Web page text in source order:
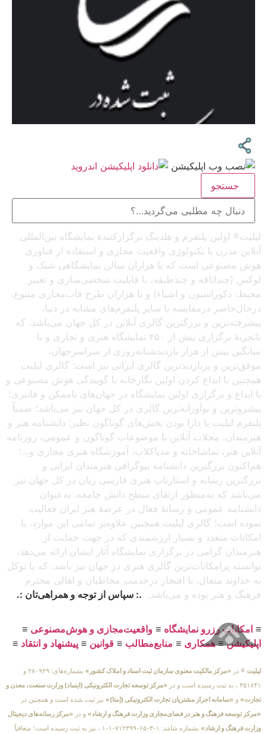
جستجو
لیلیت® اولین پلتفرم و هلدینگ برگزارکنندهٔ نمایشگاه بین‌المللی
آنلاین مدرن با تکنولوژی واقعیت مجازی و استفاده از فناوری
هوش مصنوعی است که با هزاران سالن نمایشگاهی شیک و
لوکس (چنداتاقه و چندطبقه، با قابلیت شخصی‌سازی و تغییر
محیط، دکوراسیون و اشیاء) و با هزاران طرح قاب‌مجازی متنوع،
درحال‌حاضر درمقایسه با سایر پلتفرم‌های مشابه در دنیا،
پیشرفته‌ترین و بزرگترین گالری آنلاین در کل جهان می‌باشد، که
باتجربهٔ برگزاری بیش از ۲۵۰ نمایشگاه هنری و تجاری و با
میانگین بیش از هزار بازدیدشبانه‌روزی از سراسرجهان،
موفق‌ترین و پربازدیدترین گالری ایرانی نیز است؛ گالری لیلیت
همچنین با ابداع کردن اولین نگارخانه با گویندگی هوش مصنوعی و
با ابداع و برگزاری اولین نمایشگاه در جهان‌های ناممکن و فانتزی؛
پیشروترین و نوآورانه‌ترین گالری در کل جهان نیز می‌باشد؛ ضمناً
پلتفرم لیلیت با دارا بودن بخش‌های گوناگون نظیر: دانشنامه هنر و
هنرمندان، مجلات آنلاین با موضوعات گوناگون و عمومی، روزنامه
آنلاین هنر، تماشاخانه و مدیاکلاب، آموزشگاه هنری مجازی و…؛
هم‌اکنون بزرگترین دانشنامه بیوگرافی هنرمندان ایرانی و
بزرگترین رسانه و استارتاپ هنری فارسی زبان در کل جهان نیز
می‌باشد که به‌منظور ارتقای سطح دانش جامعه، به‌عنوان
دانشنامه عمومی و رسانهٔ فعال در عرصهٔ هنر ایران فعالیت
نموده است؛ گالری لیلیت همچنین علاوه‌بر تمامی این موارد، با
امکانات متعدد و بسیار ارزشمندی که در جهت حمایت از
هنرمندان گرامی در برگزاری نمایشگاه آثار ایشان ارائه می‌دهد،
توانسته پرامکانات‌ترین گالری هنری در جهان نیز باشد، که با توکل
به خداوند متعال، با افتخار درخدمت مخاطبان و اهالی محترم
فرهنگ و هنر بوده و می‌باشد. .: سپاس از توجه و همراهی‌تان :.
≡ امکانات رزرو نمایشگاه ≡ واقعیت‌مجازی و هوش‌مصنوعی ≡
اپلیکیشن≡همکاری ≡ منابع‌مطالب ≡ قوانین ≡ پیشنهاد و انتقاد ≡
لیلیت ® در «مرکز مالکیت معنوی سازمان ثبت اسناد و املاک کشور»
بشماره‌های: ۲۸۰۹۲۹ و
۴۵۱۸۴۱ ، به ثبت رسیده است و در
«مرکز توسعه تجارت الکترونیکی (اینماد) وزارت صنعت، معدن و
تجارت» و «سامانه احراز مشتریان تجارت الکترونیکی (اِمتا)» نیز ثبت شده است و همچنین در
«مرکز توسعه فرهنگ و هنر در فضای‌مجازی وزارت فرهنگ و ارشاد» و در «مرکز رسانه‌های دیجیتال
وزارت فرهنگ و ارشاد»
بشماره شامَد: ۱-۳-۶۵-۷۱۲۳۹۹-۱-۱ ، نیز به ثبت رسیده است؛ متعاقباً